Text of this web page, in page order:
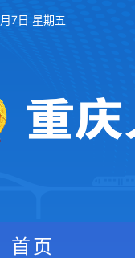
7日 星期五
首页